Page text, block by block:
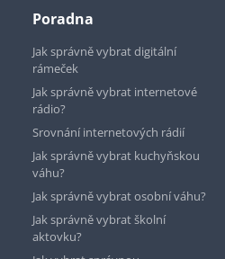
Poradna
Jak správně vybrat digitální
rámeček
Jak správně vybrat internetové
rádio?
Srovnání internetových rádií
Jak správně vybrat kuchyňskou
váhu?
Jak správně vybrat osobní váhu?
Jak správně vybrat školní
aktovku?